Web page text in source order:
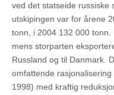
ved det statseide russiske
utskipingen var for årene
tonn, i 2004 132 000
mens storparten
Russland og til Danmark.
omfattende
1998) med kraftig